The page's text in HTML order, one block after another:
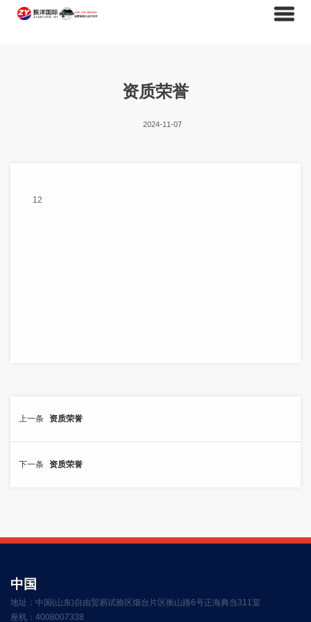
资质荣誉
2024-11-07
12
上一条 资质荣誉
下一条 资质荣誉
中国
地址：中国(山东)自由贸易试验区烟台片区衡山路6号正海典当311室
座机：4008007338